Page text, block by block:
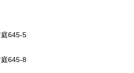
645-5
645-8